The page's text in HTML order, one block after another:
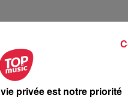
privée est notre priorité